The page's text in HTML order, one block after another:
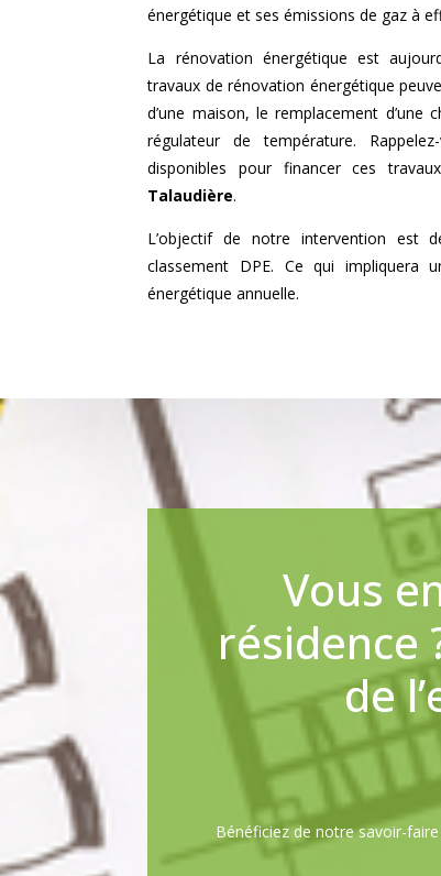
énergétique et ses émissions de gaz à
La rénovation énergétique est
travaux de rénovation énergétique
d’une maison, le remplacement d’une
régulateur de température.
disponibles pour financer ces
Talaudière.
L’objectif de notre intervention est
classement DPE. Ce qui impliquera
énergétique annuelle.
Vous
résidence
de
Bénéficiez de notre savoir-